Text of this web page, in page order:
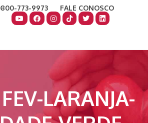
773-9973
FALE CONOSCO
FEV-LARANJA-